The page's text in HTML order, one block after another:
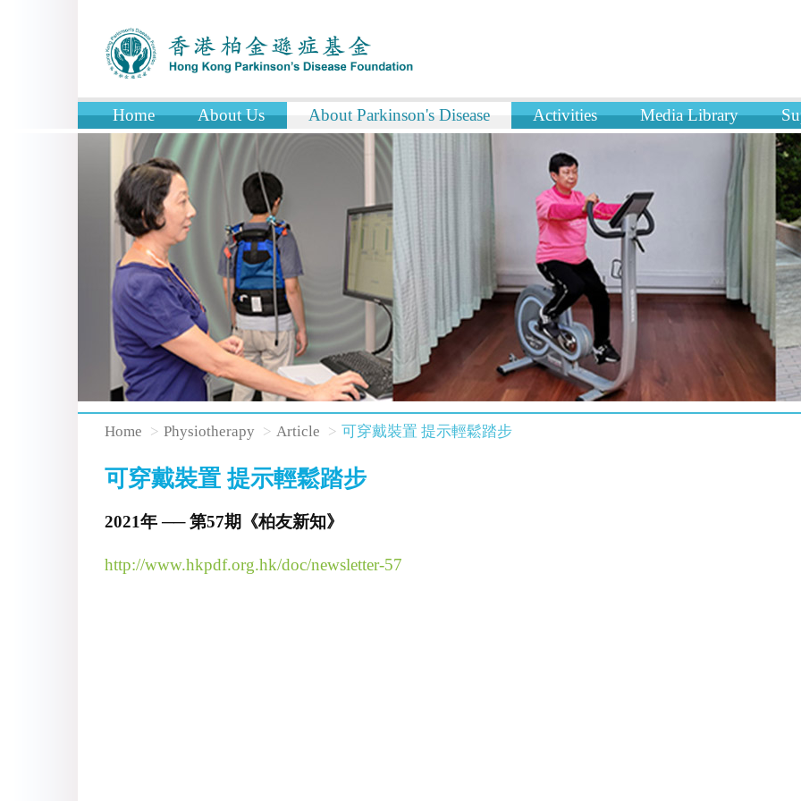
Home About Us About Parkinson's Disease Activities Media Library
Home Physiotherapy Article 可穿戴裝置 提示輕鬆踏步
可穿戴裝置 提示輕鬆踏步
2021年 ── 第57期《柏友新知》
http://www.hkpdf.org.hk/doc/newsletter-57